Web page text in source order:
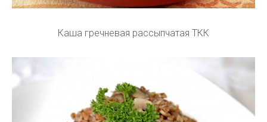
Каша гречневая рассыпчатая ТКК